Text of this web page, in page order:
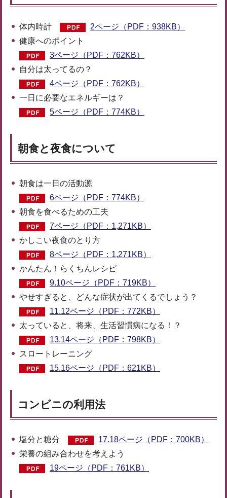
体内時計
2ページ（PDF：938KB）
健康へのポイント
3ページ（PDF：762KB）
自分は太ってるの？
4ページ（PDF：762KB）
一日に必要なエネルギーは？
5ページ（PDF：774KB）
朝食と夜食について
朝食は一日の活動源
6ページ（PDF：774KB）
朝食を食べるための工夫
7ページ（PDF：1,271KB）
かしこい夜食のとり方
8ページ（PDF：1,271KB）
かんたん！らくちんレシピ
9.10ページ（PDF：719KB）
やせすぎると、どんな症状が出てくるでしょう？
11.12ページ（PDF：772KB）
太っていると、将来、生活習慣病になる！？
13.14ページ（PDF：798KB）
スロートレーニング
15.16ページ（PDF：621KB）
コンビニの利用法
塩分と糖分
17.18ページ（PDF：700KB）
栄養の組み合わせを考えよう
19ページ（PDF：761KB）